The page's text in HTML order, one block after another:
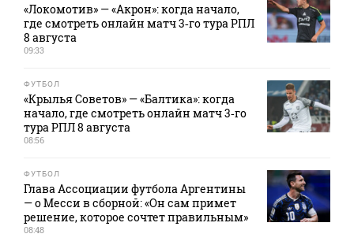
«Локомотив» — «Акрон»: когда начало,
где смотреть онлайн матч 3‑го тура РПЛ
8 августа
09:33
ФУТБОЛ
«Крылья Советов» — «Балтика»: когда
начало, где смотреть онлайн матч 3‑го
тура РПЛ 8 августа
08:56
ФУТБОЛ
Глава Ассоциации футбола Аргентины
— о Месси в сборной: «Он сам примет
решение, которое сочтет правильным»
08:48